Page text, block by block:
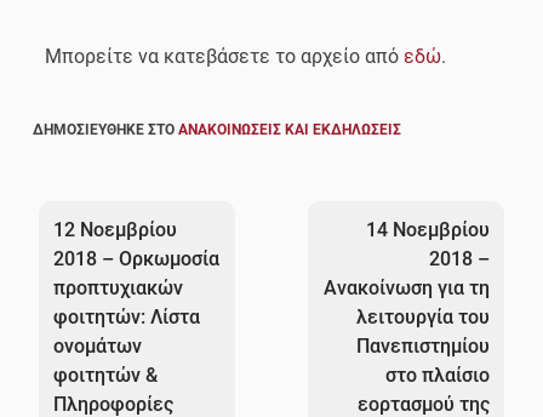
Μπορείτε να κατεβάσετε το αρχείο απόεδώ.
ΔΗΜΟΣΙΕΎΘΗΚΕ ΣΤΟΑΝΑΚΟΙΝΏΣΕΙΣ ΚΑΙ ΕΚΔΗΛΏΣΕΙΣ
άρθρων
12 Νοεμβρίου
2018 – Ορκωμοσία
προπτυχιακών
φοιτητών: Λίστα
oνομάτων
φοιτητών &
Πληροφορίες
14 Νοεμβρίου
2018 –
Ανακοίνωση για τη
λειτουργία του
Πανεπιστημίου
στο πλαίσιο
εορτασμού της